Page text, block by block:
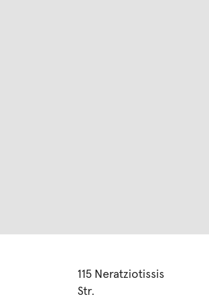
115 Neratziotissis
Str.